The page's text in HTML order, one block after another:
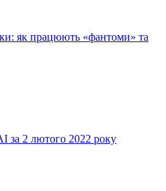
як працюють «фантоми» та
за 2 лютого 2022 року